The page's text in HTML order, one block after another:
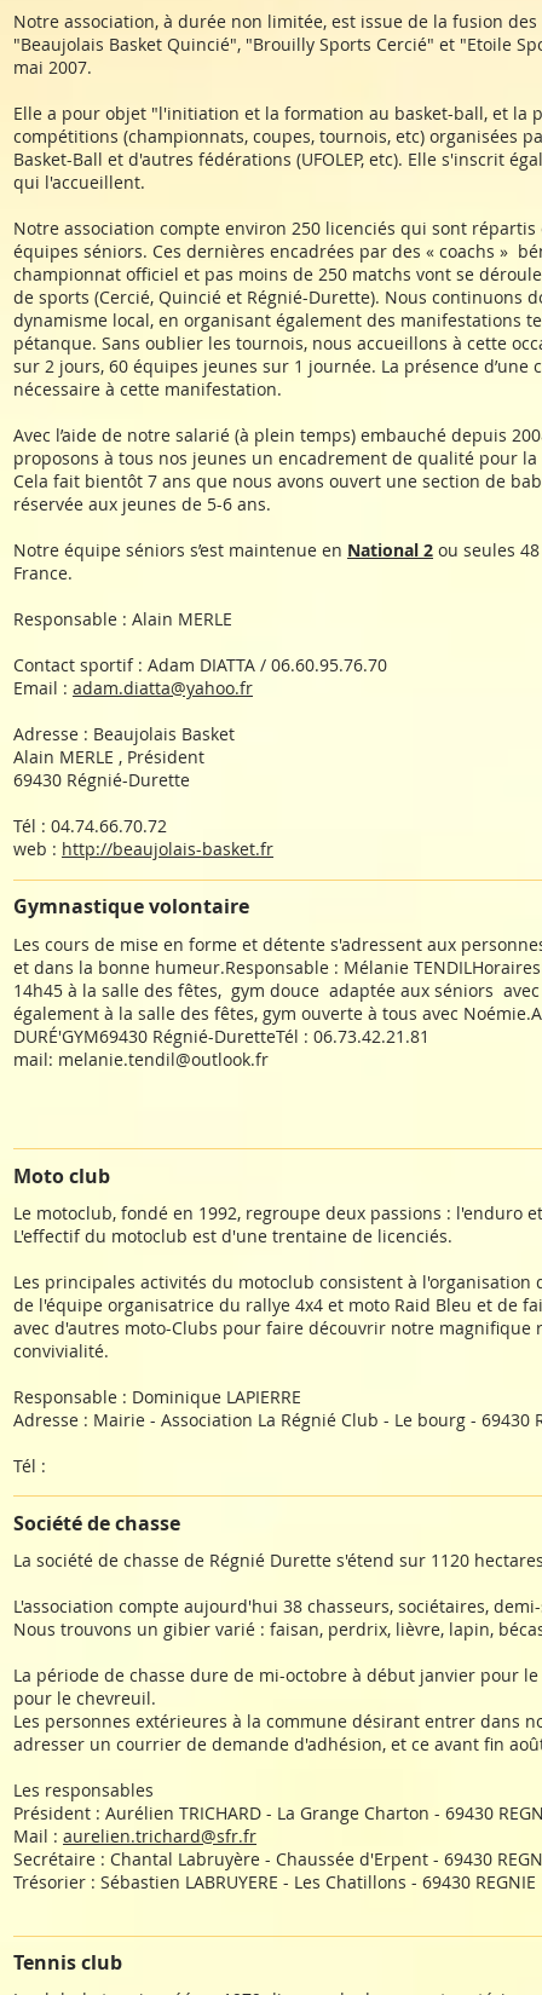
Notre association, à durée non limitée, est issue de la fusion
"Beaujolais Basket Quincié", "Brouilly Sports Cercié" et "Etoile
mai 2007.
Elle a pour objet "l'initiation et la formation au basket-ball, et la
compétitions (championnats, coupes, tournois, etc) organisées
Basket-Ball et d'autres fédérations (UFOLEP, etc). Elle s'inscrit
qui l'accueillent.
Notre association compte environ 250 licenciés qui sont
équipes séniors. Ces dernières encadrées par des « coachs »
championnat officiel et pas moins de 250 matchs vont se
de sports (Cercié, Quincié et Régnié-Durette). Nous continuons
dynamisme local, en organisant également des manifestations
pétanque. Sans oublier les tournois, nous accueillons à cette
sur 2 jours, 60 équipes jeunes sur 1 journée. La présence d’une
nécessaire à cette manifestation.
Avec l’aide de notre salarié (à plein temps) embauché depuis
proposons à tous nos jeunes un encadrement de qualité pour
Cela fait bientôt 7 ans que nous avons ouvert une section de
réservée aux jeunes de 5-6 ans.
Notre équipe séniors s’est maintenue en National 2 ou seules
France.
Responsable : Alain MERLE
Contact sportif : Adam DIATTA / 06.60.95.76.70
Email : adam.diatta@yahoo.fr
Adresse : Beaujolais Basket
Alain MERLE , Président
69430 Régnié-Durette
Tél : 04.74.66.70.72
web : http://beaujolais-basket.fr
Gymnastique volontaire
Les cours de mise en forme et détente s'adressent aux
et dans la bonne humeur.Responsable : Mélanie
14h45 à la salle des fêtes, gym douce adaptée aux séniors
également à la salle des fêtes, gym ouverte à tous avec
DURÉ'GYM69430 Régnié-DuretteTél : 06.73.42.21.81
mail: melanie.tendil@outlook.fr
Moto club
Le motoclub, fondé en 1992, regroupe deux passions :
L'effectif du motoclub est d'une trentaine de licenciés.
Les principales activités du motoclub consistent à
de l'équipe organisatrice du rallye 4x4 et moto Raid Bleu et de
avec d'autres moto-Clubs pour faire découvrir notre magnifique
convivialité.
Responsable : Dominique LAPIERRE
Adresse : Mairie - Association La Régnié Club - Le bourg - 69430
Tél :
Société de chasse
La société de chasse de Régnié Durette s'étend sur 1120
L'association compte aujourd'hui 38 chasseurs, sociétaires,
Nous trouvons un gibier varié : faisan, perdrix, lièvre, lapin,
La période de chasse dure de mi-octobre à début janvier pour
pour le chevreuil.
Les personnes extérieures à la commune désirant entrer dans
adresser un courrier de demande d'adhésion, et ce avant fin
Les responsables
Président : Aurélien TRICHARD - La Grange Charton - 69430
Mail : aurelien.trichard@sfr.fr
Secrétaire : Chantal Labruyère - Chaussée d'Erpent - 69430
Trésorier : Sébastien LABRUYERE - Les Chatillons - 69430
Tennis club